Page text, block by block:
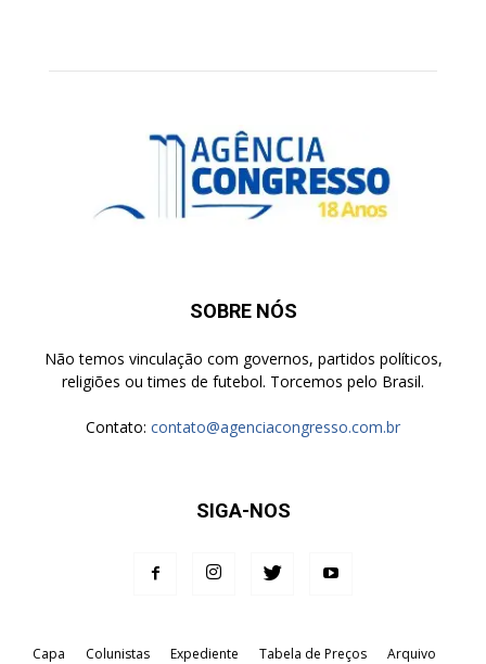
SOBRE NÓS
Não temos vinculação com governos, partidos políticos,
religiões ou times de futebol. Torcemos pelo Brasil.
Contato: contato@agenciacongresso.com.br
SIGA-NOS
Capa Colunistas Expediente Tabela de Preços Arquivo